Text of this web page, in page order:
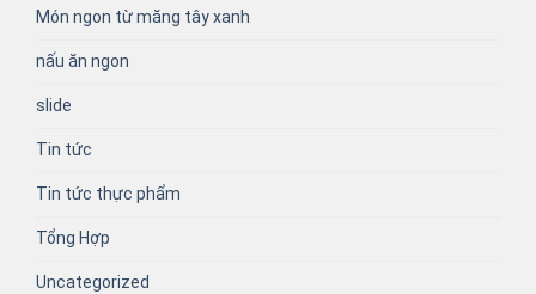
Món ngon từ măng tây xanh
nấu ăn ngon
slide
Tin tức
Tin tức thực phẩm
Tổng Hợp
Uncategorized